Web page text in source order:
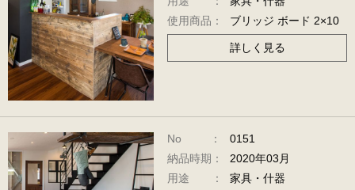
使用商品：
ブリッジ ボード 2×10
詳しく見る
No ：
0151
納品時期：
2020年03月
用途 ：
家具・什器